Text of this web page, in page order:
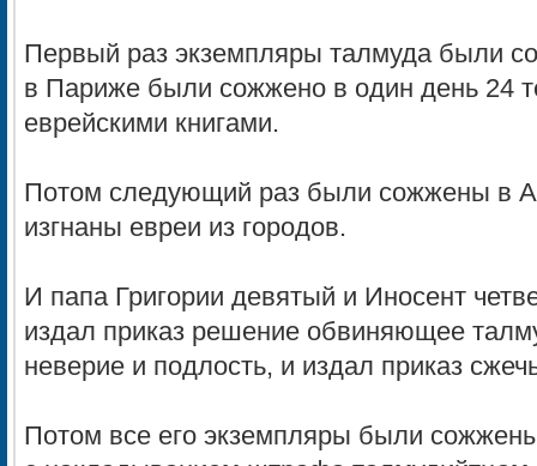
Первый раз экземпляры талмуда были
в Париже были сожжено в один день 24
еврейскими книгами.
Потом следующий раз были сожжены в
изгнаны евреи из городов.
И папа Григории девятый и Иносент
издал приказ решение обвиняющее
неверие и подлость, и издал приказ
Потом все его экземпляры были